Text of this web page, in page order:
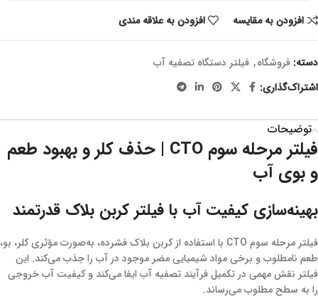
افزودن به مقایسه افزودن به علاقه مندی
دسته: فروشگاه, فیلتر دستگاه تصفیه آب
اشتراک‌گذاری:
توضیحات
فیلتر مرحله سوم CTO | حذف کلر و بهبود طعم
و بوی آب
بهینه‌سازی کیفیت آب با فیلتر کربن بلاک قدرتمند
فیلتر مرحله سوم CTO با استفاده از کربن بلاک فشرده، به‌صورت مؤثری کلر، بو،
طعم نامطلوب و برخی مواد شیمیایی مضر موجود در آب را جذب می‌کند. این
فیلتر نقش مهمی در تکمیل فرآیند تصفیه آب ایفا می‌کند و کیفیت آب خروجی
را به سطح مطلوب می‌رساند.